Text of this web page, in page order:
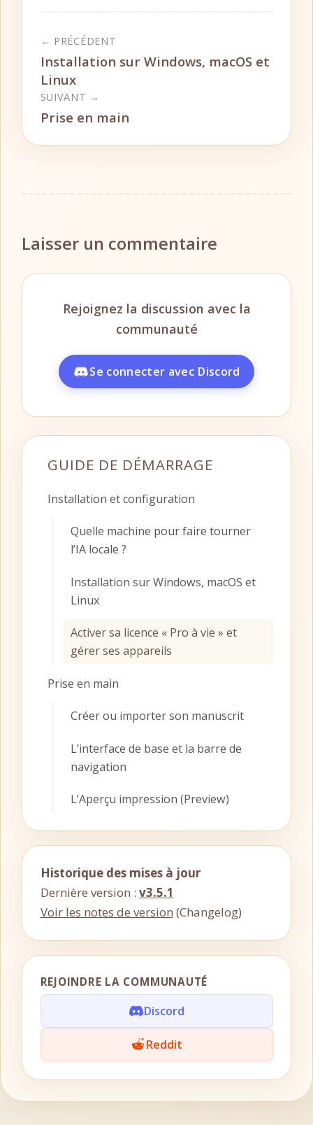
← PRÉCÉDENT
Installation sur Windows, macOS et
Linux
SUIVANT →
Prise en main
Laisser un commentaire
GUIDE DE DÉMARRAGE
Installation et configuration
Quelle machine pour faire tourner
l’IA locale ?
Installation sur Windows, macOS et
Linux
Activer sa licence « Pro à vie » et
gérer ses appareils
Prise en main
Créer ou importer son manuscrit
L’interface de base et la barre de
navigation
L’Aperçu impression (Preview)
Historique des mises à jour
Dernière version : v3.5.1
Voir les notes de version (Changelog)
REJOINDRE LA COMMUNAUTÉ
Discord
Reddit